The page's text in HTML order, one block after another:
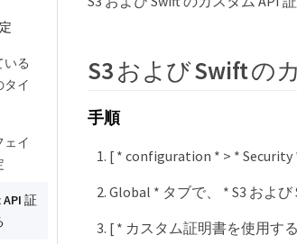
いる
タイ
ェイ
証
S3 および Swift の
手順
[ * configuration * > * Security
Global * タブで、 * S3 および
[ * カスタム証明書を使用す